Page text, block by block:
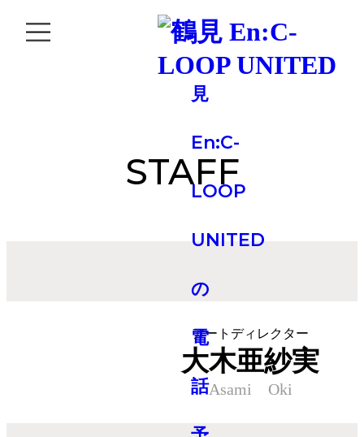
STAFF
アートディレクター
大木亜紗実
Asami Oki